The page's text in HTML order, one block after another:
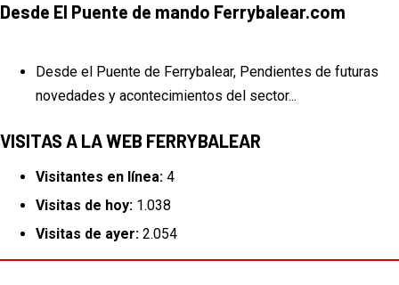
Desde El Puente de mando Ferrybalear.com
Desde el Puente de Ferrybalear, Pendientes de futuras
novedades y acontecimientos del sector...
VISITAS A LA WEB FERRYBALEAR
Visitantes en línea: 4
Visitas de hoy: 1.038
Visitas de ayer: 2.054